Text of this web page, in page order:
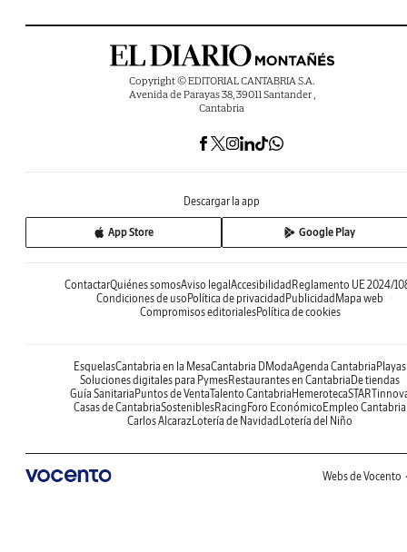
Copyright © EDITORIAL CANTABRIA S.A.
Avenida de Parayas 38, 39011 Santander ,
Cantabria
Descargar la app
App Store Google Play
ContactarQuiénes somosAviso legalAccesibilidadReglamento UE 2024/
Condiciones de usoPolítica de privacidadPublicidadMapa web
Compromisos editorialesPolítica de cookies
EsquelasCantabria en la MesaCantabria DModaAgenda CantabriaPlayas
Soluciones digitales para PymesRestaurantes en CantabriaDe tiendas
Guía SanitariaPuntos de VentaTalento CantabriaHemeroteca
Casas de CantabriaSosteniblesRacingForo EconómicoEmpleo Cantabria
Carlos AlcarazLotería de NavidadLotería del Niño
Webs de Vocento